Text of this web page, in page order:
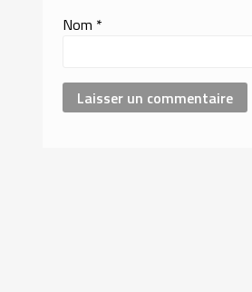
Nom *